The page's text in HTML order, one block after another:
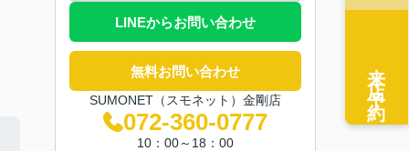
LINEからお問い合わせ
無料お問い合わせ
SUMONET（スモネット）金剛店
072-360-0777
10：00～18：00
来店予約